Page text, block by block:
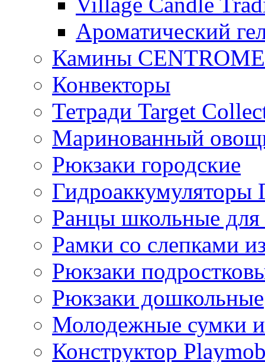
Ароматический
Камины
Конвекторы
Тетради Target
Маринованный
Рюкзаки городские
Ранцы школьные
Рамки со слепками
Рюкзаки
Рюкзаки дошкольные
Молодежные сумки
Конструктор